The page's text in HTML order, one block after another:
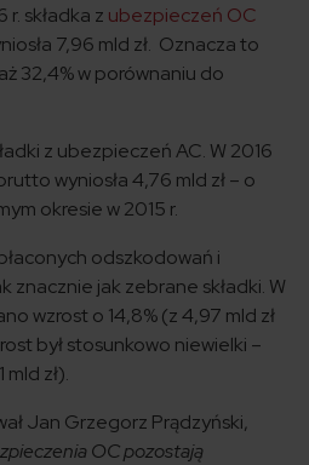
składka z ubezpieczeń OC
7,96 mld zł. Oznacza to
32,4% w porównaniu do
z ubezpieczeń AC. W 2016
wyniosła 4,76 mld zł – o
okresie w 2015 r.
odszkodowań i
znacznie jak zebrane składki. W
wzrost o 14,8% (z 4,97 mld zł
był stosunkowo niewielki –
mld zł).
Jan Grzegorz Prądzyński,
OC pozostają